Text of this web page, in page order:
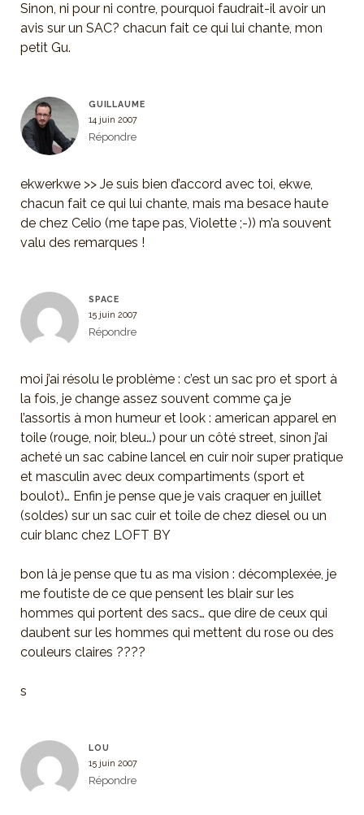
Sinon, ni pour ni contre, pourquoi faudrait-il avoir un
avis sur un SAC? chacun fait ce qui lui chante, mon
petit Gu.
GUILLAUME
14 juin 2007
Répondre
ekwerkwe >> Je suis bien d’accord avec toi, ekwe,
chacun fait ce qui lui chante, mais ma besace haute
de chez Celio (me tape pas, Violette ;-)) m’a souvent
valu des remarques !
SPACE
15 juin 2007
Répondre
moi j’ai résolu le problème : c’est un sac pro et sport à
la fois, je change assez souvent comme ça je
l’assortis à mon humeur et look : american apparel en
toile (rouge, noir, bleu…) pour un côté street, sinon j’ai
acheté un sac cabine lancel en cuir noir super pratique
et masculin avec deux compartiments (sport et
boulot)… Enfin je pense que je vais craquer en juillet
(soldes) sur un sac cuir et toile de chez diesel ou un
cuir blanc chez LOFT BY
bon là je pense que tu as ma vision : décomplexée, je
me foutiste de ce que pensent les blair sur les
hommes qui portent des sacs… que dire de ceux qui
daubent sur les hommes qui mettent du rose ou des
couleurs claires ????
s
LOU
15 juin 2007
Répondre